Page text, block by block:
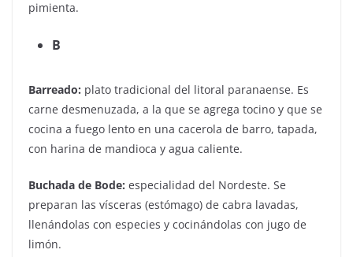
pimienta.
B
Barreado: plato tradicional del litoral paranaense. Es
carne desmenuzada, a la que se agrega tocino y que se
cocina a fuego lento en una cacerola de barro, tapada,
con harina de mandioca y agua caliente.
Buchada de Bode: especialidad del Nordeste. Se
preparan las vísceras (estómago) de cabra lavadas,
llenándolas con especies y cocinándolas con jugo de
limón.